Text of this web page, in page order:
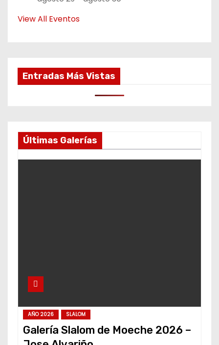
View All Eventos
Entradas Más Vistas
Últimas Galerías
AÑO 2026 SLALOM
Galería Slalom de Moeche 2026 –